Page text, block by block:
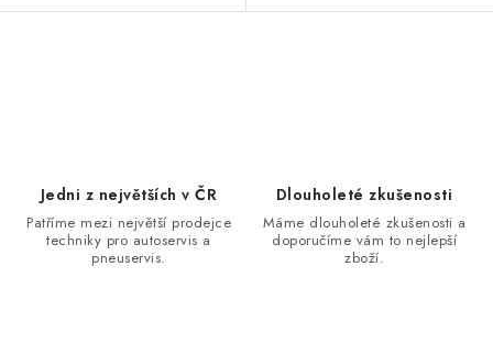
Jedni z největších v ČR
Patříme mezi největší prodejce
techniky pro autoservis a
pneuservis.
Dlouholeté zkušenosti
Máme dlouholeté zkušenosti a
doporučíme vám to nejlepší
zboží.